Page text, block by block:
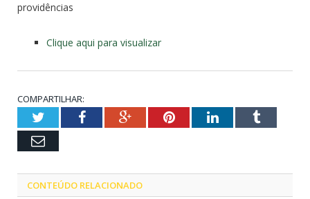
providências
Clique aqui para visualizar
COMPARTILHAR:
TwitterFacebookGoogle+PinterestLinkedInTumblr
Email
CONTEÚDO RELACIONADO